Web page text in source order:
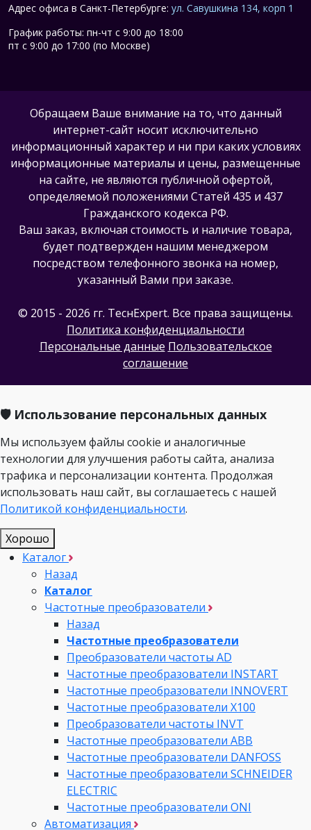
Адрес офиса в Санкт-Петербурге: ул. Савушкина 134, корп 1
График работы: пн-чт с 9:00 до 18:00
пт с 9:00 до 17:00 (по Москве)
Обращаем Ваше внимание на то, что данный
интернет-сайт носит исключительно
информационный характер и ни при каких условиях
информационные материалы и цены, размещенные
на сайте, не являются публичной офертой,
определяемой положениями Статей 435 и 437
Гражданского кодекса РФ.
Ваш заказ, включая стоимость и наличие товара,
будет подтвержден нашим менеджером
посредством телефонного звонка на номер,
указанный Вами при заказе.
© 2015 - 2026 гг. ТеcнExpert. Все права защищены.
Политика конфиденциальности
Персональные данные Пользовательское
соглашение
🛡️ Использование персональных данных
Мы используем файлы cookie и аналогичные
технологии для улучшения работы сайта, анализа
трафика и персонализации контента. Продолжая
использовать наш сайт, вы соглашаетесь с нашей
Политикой конфиденциальности.
Хорошо
Каталог
Назад
Каталог
Частотные преобразователи
Назад
Частотные преобразователи
Преобразователи частоты AD
Частотные преобразователи INSTART
Частотные преобразователи INNOVERT
Частотные преобразователи Х100
Преобразователи частоты INVT
Частотные преобразователи ABB
Частотные преобразователи DANFOSS
Частотные преобразователи SCHNEIDER
ELECTRIC
Частотные преобразователи ONI
Автоматизация